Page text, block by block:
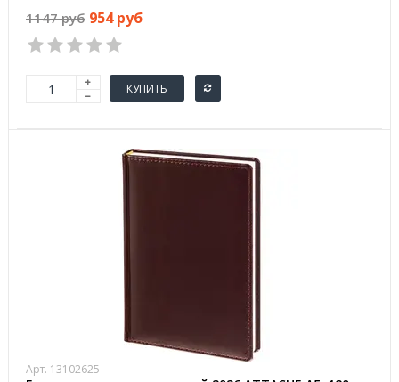
1147 руб 954 руб
КУПИТЬ
Арт. 13102625